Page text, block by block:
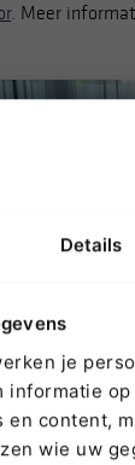
Details
je
content,
wie uw
. Meer